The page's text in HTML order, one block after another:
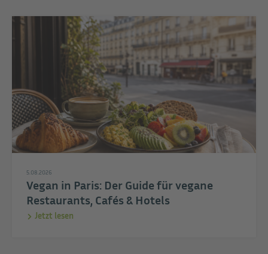
5.08.2026
Vegan in Paris: Der Guide für vegane
Restaurants, Cafés & Hotels
Jetzt lesen